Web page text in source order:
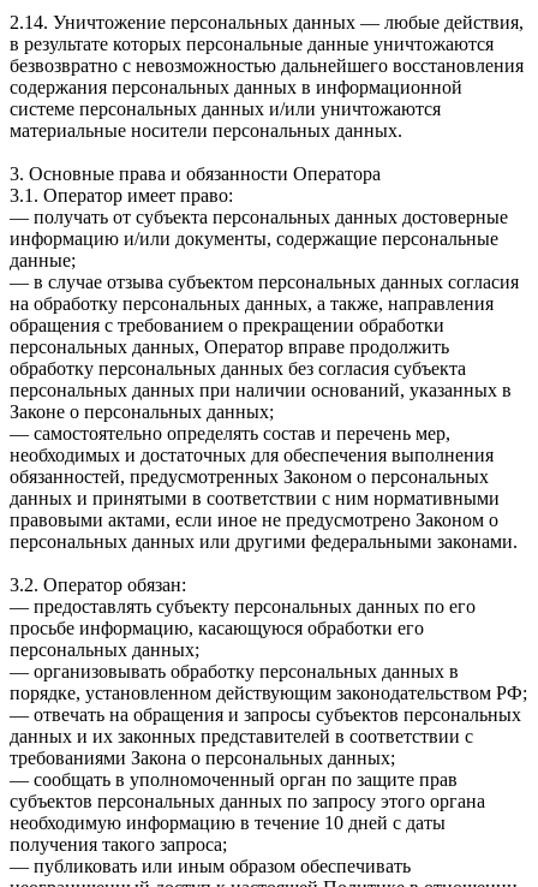
2.14. Уничтожение персональных данных — любые действия,
в результате которых персональные данные уничтожаются
безвозвратно с невозможностью дальнейшего восстановления
содержания персональных данных в информационной
системе персональных данных и/или уничтожаются
материальные носители персональных данных.
3. Основные права и обязанности Оператора
3.1. Оператор имеет право:
— получать от субъекта персональных данных достоверные
информацию и/или документы, содержащие персональные
данные;
— в случае отзыва субъектом персональных данных согласия
на обработку персональных данных, а также, направления
обращения с требованием о прекращении обработки
персональных данных, Оператор вправе продолжить
обработку персональных данных без согласия субъекта
персональных данных при наличии оснований, указанных в
Законе о персональных данных;
— самостоятельно определять состав и перечень мер,
необходимых и достаточных для обеспечения выполнения
обязанностей, предусмотренных Законом о персональных
данных и принятыми в соответствии с ним нормативными
правовыми актами, если иное не предусмотрено Законом о
персональных данных или другими федеральными законами.
3.2. Оператор обязан:
— предоставлять субъекту персональных данных по его
просьбе информацию, касающуюся обработки его
персональных данных;
— организовывать обработку персональных данных в
порядке, установленном действующим законодательством РФ;
— отвечать на обращения и запросы субъектов персональных
данных и их законных представителей в соответствии с
требованиями Закона о персональных данных;
— сообщать в уполномоченный орган по защите прав
субъектов персональных данных по запросу этого органа
необходимую информацию в течение 10 дней с даты
получения такого запроса;
— публиковать или иным образом обеспечивать